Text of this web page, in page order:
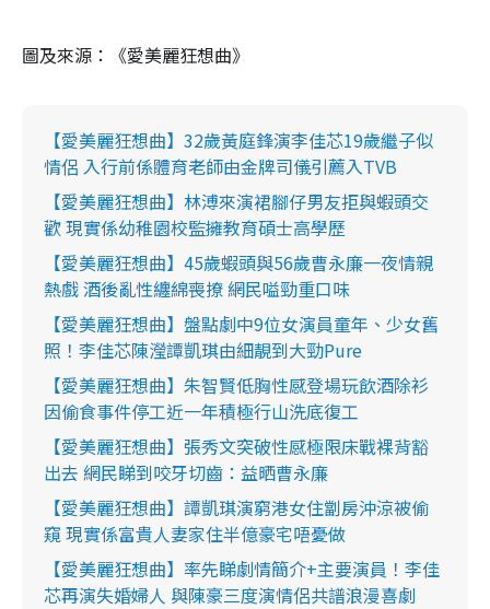
圖及來源：《愛美麗狂想曲》
【愛美麗狂想曲】32歲黃庭鋒演李佳芯19歲繼子似
情侶 入行前係體育老師由金牌司儀引薦入TVB
【愛美麗狂想曲】林溥來演裙腳仔男友拒與蝦頭交
歡 現實係幼稚園校監擁教育碩士高學歷
【愛美麗狂想曲】45歲蝦頭與56歲曹永廉一夜情親
熱戲 酒後亂性纏綿喪撩 網民嗌勁重口味
【愛美麗狂想曲】盤點劇中9位女演員童年、少女舊
照！李佳芯陳瀅譚凱琪由細靚到大勁Pure
【愛美麗狂想曲】朱智賢低胸性感登場玩飲酒除衫
因偷食事件停工近一年積極行山洗底復工
【愛美麗狂想曲】張秀文突破性感極限床戰裸背豁
出去 網民睇到咬牙切齒：益晒曹永廉
【愛美麗狂想曲】譚凱琪演窮港女住劏房沖涼被偷
窺 現實係富貴人妻家住半億豪宅唔憂做
【愛美麗狂想曲】率先睇劇情簡介+主要演員！李佳
芯再演失婚婦人 與陳豪三度演情侶共譜浪漫喜劇